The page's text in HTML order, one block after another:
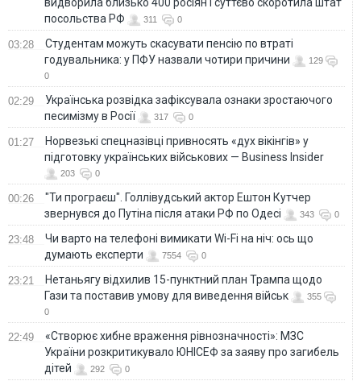
посольства РФ
311 0
03:28
Студентам можуть скасувати пенсію по втраті
годувальника: у ПФУ назвали чотири причини
129
0
02:29
Українська розвідка зафіксувала ознаки зростаючого
песимізму в Росії
317 0
01:27
Норвезькі спецназівці привносять «дух вікінгів» у
підготовку українських військових — Business Insider
203 0
00:26
"Ти програєш". Голлівудський актор Ештон Кутчер
звернувся до Путіна після атаки РФ по Одесі
343 0
23:48
Чи варто на телефонi вимикати Wi-Fi на ніч: ось що
думають експерти
7554 0
23:21
Нетаньягу відхилив 15-пунктний план Трампа щодо
Гази та поставив умову для виведення військ
355
0
22:49
«Створює хибне враження рівнозначності»: МЗС
України розкритикувало ЮНІСЕФ за заяву про загибель
дітей
292 0